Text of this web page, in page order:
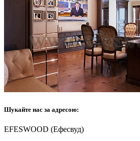
Шукайте нас за адресою:
EFESWOOD (Ефесвуд)